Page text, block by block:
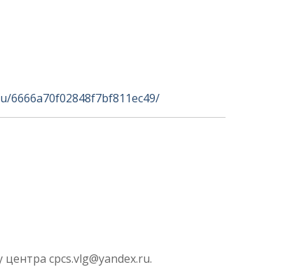
6666a70f02848f7bf811ec49/
cpcs.vlg@yandex.ru.